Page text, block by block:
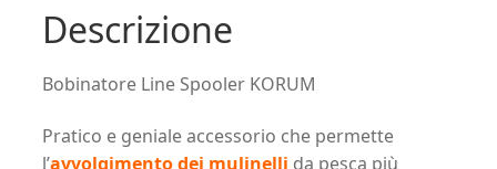
Descrizione
Bobinatore Line Spooler KORUM
Pratico e geniale accessorio che permette
l’avvolgimento dei mulinelli da pesca più